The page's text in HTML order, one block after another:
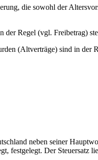
die sowohl der
der Regel (vgl. Freibetrag)
(Altverträge) sind in
neben seiner
Der Steuersatz